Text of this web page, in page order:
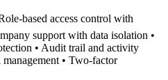
based access control with
support with data isolation •
• Audit trail and activity
• Two-factor